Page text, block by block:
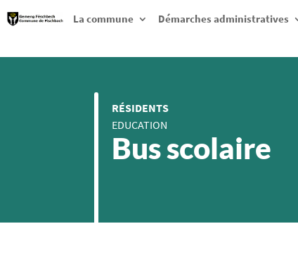
La commune Démarches administratives
RÉSIDENTS
EDUCATION
Bus scolaire